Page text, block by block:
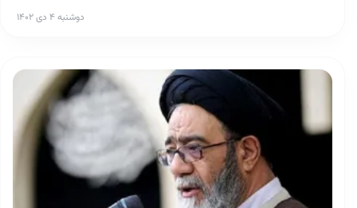
دوشنبه ۴ دی ۱۴۰۲